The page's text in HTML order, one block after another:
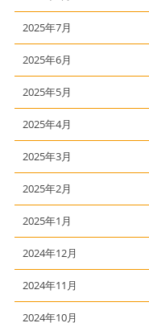
2025年7月
2025年6月
2025年5月
2025年4月
2025年3月
2025年2月
2025年1月
2024年12月
2024年11月
2024年10月